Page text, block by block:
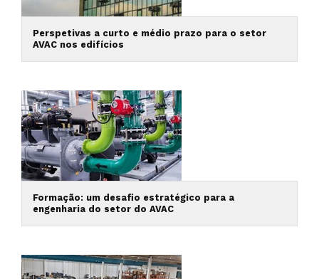
Perspetivas a curto e médio prazo para o setor
AVAC nos edifícios
Formação: um desafio estratégico para a
engenharia do setor do AVAC